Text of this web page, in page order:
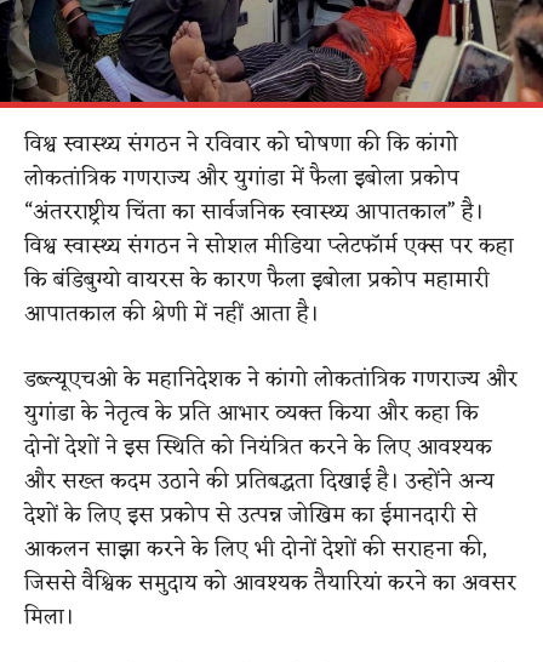
विश्व स्वास्थ्य संगठन ने रविवार को घोषणा की कि कांगो
लोकतांत्रिक गणराज्य और युगांडा में फैला इबोला प्रकोप
“अंतरराष्ट्रीय चिंता का सार्वजनिक स्वास्थ्य आपातकाल” है।
विश्व स्वास्थ्य संगठन ने सोशल मीडिया प्लेटफॉर्म एक्स पर कहा
कि बंडिबुग्यो वायरस के कारण फैला इबोला प्रकोप महामारी
आपातकाल की श्रेणी में नहीं आता है।
डब्ल्यूएचओ के महानिदेशक ने कांगो लोकतांत्रिक गणराज्य और
युगांडा के नेतृत्व के प्रति आभार व्यक्त किया और कहा कि
दोनों देशों ने इस स्थिति को नियंत्रित करने के लिए आवश्यक
और सख्त कदम उठाने की प्रतिबद्धता दिखाई है। उन्होंने अन्य
देशों के लिए इस प्रकोप से उत्पन्न जोखिम का ईमानदारी से
आकलन साझा करने के लिए भी दोनों देशों की सराहना की,
जिससे वैश्विक समुदाय को आवश्यक तैयारियां करने का अवसर
मिला।